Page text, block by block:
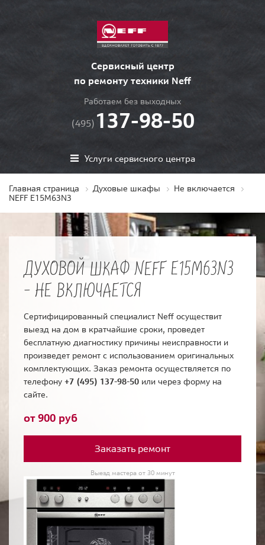
Сервисный центр
по ремонту техники Neff
Работаем без выходных
(495) 137-98-50
Услуги сервисного центра
Главная страница Духовые шкафы
Не включается
NEFF E15M63N3
ДУХОВОЙ ШКАФ NEFF E15M63N3
- НЕ ВКЛЮЧАЕТСЯ
Сертифицированный специалист Neff осуществит
выезд на дом в кратчайшие сроки, проведет
бесплатную диагностику причины неисправности и
произведет ремонт с использованием оригинальных
комплектующих. Заказ ремонта осуществляется по
телефону +7 (495) 137-98-50 или через форму на
сайте.
от 900 руб
Заказать ремонт
Выезд мастера от 30 минут